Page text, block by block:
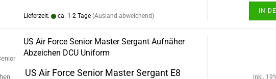
Lieferzeit: ca. 1-2 Tage (Ausland abweichend)
IN
US Air Force Senior Master Sergant Aufnäher
Abzeichen DCU Uniform
US Air Force Senior Master Sergant E8
inkl.